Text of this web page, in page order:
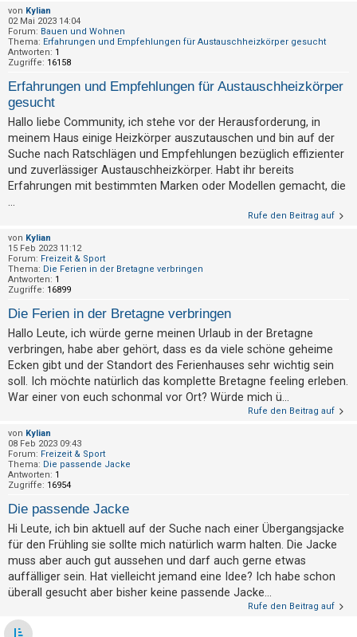
T
h
e
m
e
n
A
k
v
e
T
h
e
m
e
n
u
c
h
F
A
Q
von Kylian
02 Mai 2023 14:04
Forum: Bauen und Wohnen
Thema: Erfahrungen und Empfehlungen für Austauschheizkörper gesucht
Antworten: 1
Zugriffe: 16158
Erfahrungen und Empfehlungen für Austauschheizkörper
gesucht
Hallo liebe Community, ich stehe vor der Herausforderung, in
meinem Haus einige Heizkörper auszutauschen und bin auf der
Suche nach Ratschlägen und Empfehlungen bezüglich effizienter
und zuverlässiger Austauschheizkörper. Habt ihr bereits
Erfahrungen mit bestimmten Marken oder Modellen gemacht, die
Rufe den Beitrag auf
von Kylian
15 Feb 2023 11:12
Forum: Freizeit & Sport
Thema: Die Ferien in der Bretagne verbringen
Antworten: 1
Zugriffe: 16899
Die Ferien in der Bretagne verbringen
Hallo Leute, ich würde gerne meinen Urlaub in der Bretagne
verbringen, habe aber gehört, dass es da viele schöne geheime
Ecken gibt und der Standort des Ferienhauses sehr wichtig sein
soll. Ich möchte natürlich das komplette Bretagne feeling erleben.
War einer von euch schonmal vor Ort? Würde mich ü...
Rufe den Beitrag auf
von Kylian
08 Feb 2023 09:43
Forum: Freizeit & Sport
Thema: Die passende Jacke
Antworten: 1
Zugriffe: 16954
Die passende Jacke
Hi Leute, ich bin aktuell auf der Suche nach einer Übergangsjacke
für den Frühling sie sollte mich natürlich warm halten. Die Jacke
muss aber auch gut aussehen und darf auch gerne etwas
auffälliger sein. Hat vielleicht jemand eine Idee? Ich habe schon
überall gesucht aber bisher keine passende Jacke...
Rufe den Beitrag auf